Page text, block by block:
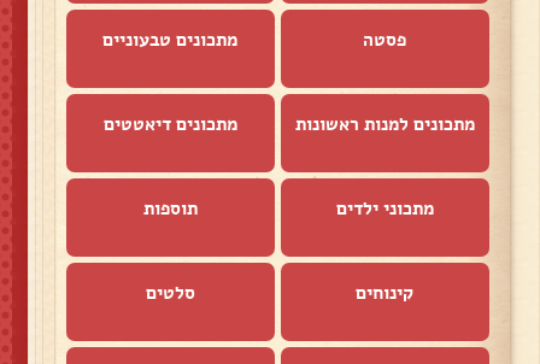
פסטה מתכונים טבעוניים
מתכונים למנות ראשונות מתכונים דיאטטים
מתכוני ילדים תוספות
קינוחים סלטים